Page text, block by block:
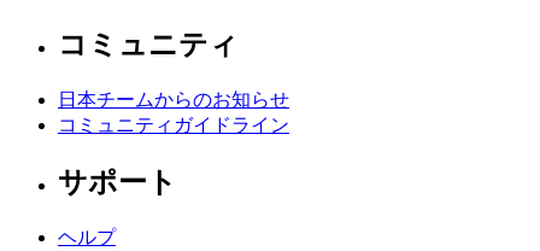
コミュニティ
日本チームからのお知らせ
コミュニティガイドライン
サポート
ヘルプ